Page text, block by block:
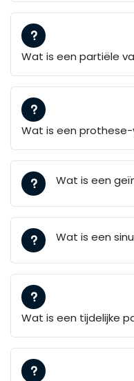
Wat is een partiële
Wat is een
Wat is een
Wat is een
Wat is een tijdelijke